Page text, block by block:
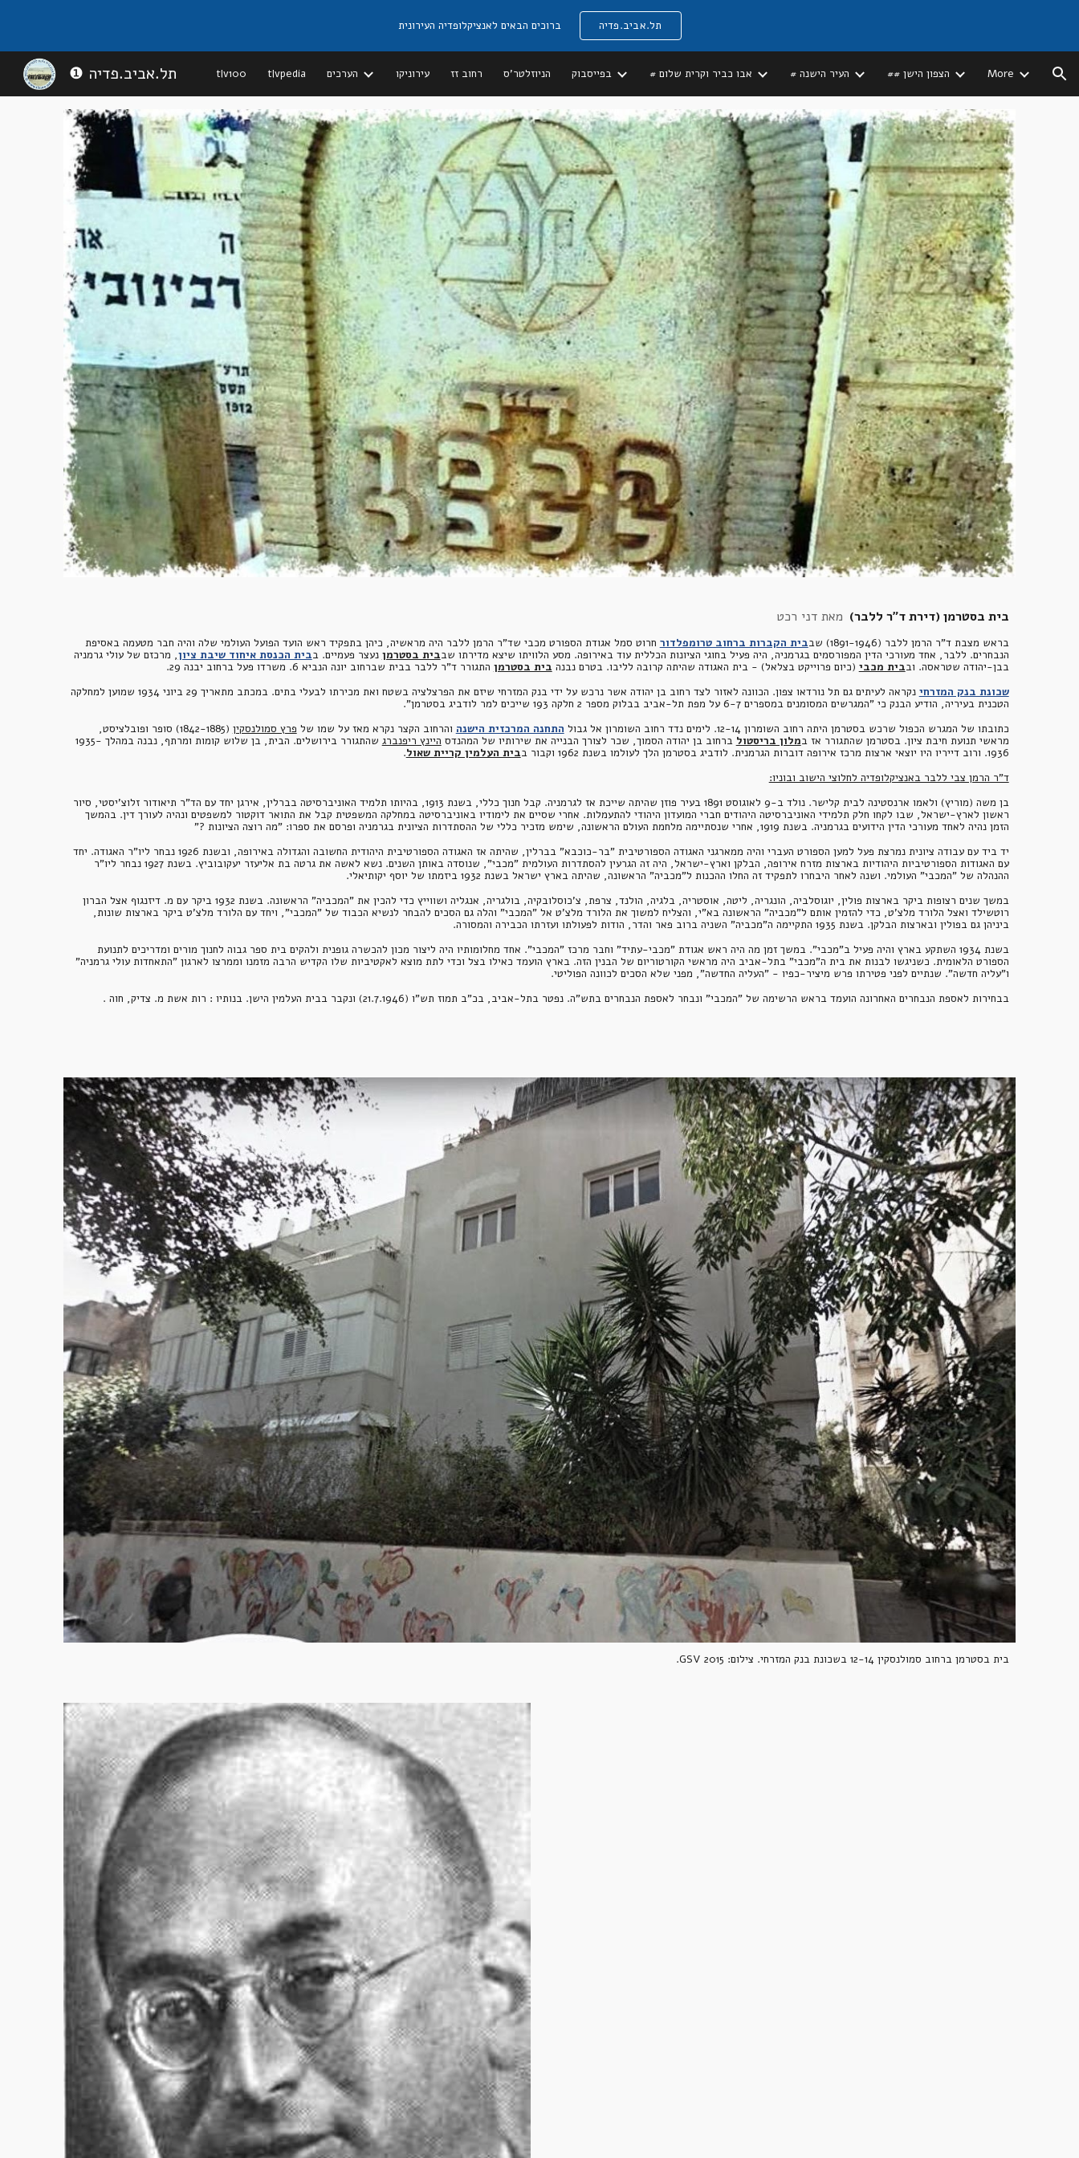
Skip to main content Skip to navigation ברוכים הבאים לאנציקלופדיה העירונית תל.אביב.פדיה
❶ תל.אביב.פדיה tlv100 tlvpedia הערכים עירוניקו רחוב זז הניוזלטר'ס בפייסבוק # אבו כביר וקרית שלום # העיר הישנה ## הצפון הישן More
בית בסטרמן (דירת ד"ר ללבר) מאת דני רכט
בראש מצבת ד"ר הרמן ללבר (1891-1946) שב בית הקברות ברחוב טרומפלדור
הנבחרים. ללבר, אחד מעורכי הדין המפורסמים בגרמניה, היה פעיל בחוגי הציונות הכללית עוד באירופה. מסע הלוויתו שיצא מדירתו שבבית בסטרמן נעצר פעמיים. בבית הכנסת איחוד שיבת ציון
בבן-יהודה שטראסה. ובבית מכבי (כיום פרוייקט בצלאל) - בית האגודה שהיתה קרובה לליבו. בטרם נבנה בית בסטרמן התגורר ד"ר ללבר בבית שברחוב יונה הנביא 6. משרדו פעל ברחוב יבנה 29.
שכונת בנק המזרחי
הטכנית בעיריה, הודיע הבנק כי "המגרשים המסומנים במספרים 6-7 על מפת תל-אביב בבלוק מספר 2 חלקה 193 שייכים למר לודביג בסטרמן".
כתובתו של המגרש הכפול שרכש בסטרמן היתה רחוב השומרון 12-14. לימים נדד רחוב השומרון אל גבול
התחנה המרכזית הישנה והרחוב הקצר נקרא מאז על שמו של פרץ סמולנסקין
מראשי תנועת חיבת ציון. בסטרמן שהתגורר אז במלון בריסטול ברחוב בן יהודה הסמוך, שכר לצורך הבנייה את שירותיו של המהנדס היינץ ריפנברג
שהתגורר בירושלים. הבית, בן שלוש קומות ומרתף, נבנה במהלך 1935-
1936. ורוב דייריו היו יוצאי ארצות מרכז אירופה דוברות הגרמנית. לודביג בסטרמן הלך לעולמו בשנת 1962 וקבור ב
בית העלמין קריית שאול.
ד"ר הרמן צבי ללבר באנציקלופדיה לחלוצי הישוב ובוניו:
הזמן נהיה לאחד מעורכי הדין הידועים בגרמניה. בשנת 1919, אחרי שנסתיימה מלחמת העולם הראשונה, שימש מזכיר כללי של ההסתדרות הציונית בגרמניה ופרסם את ספרו: "מה רוצה הציונות ?"
ההנהלה של "המכבי" העולמי. ושנה לאחר היבחרו לתפקיד זה החלו ההכנות ל"מכביה" הראשונה, שהיתה בארץ ישראל בשנת 1932 ביזמתו של יוסף יקותיאלי.
ביניהן גם בפולין ובארצות הבלקן. בשנת 1935 התקיימה ה"מכביה" השניה ברוב פאר והדר, הודות לפעולתו ועזרתו הכבירה והמסורה.
ו"עליה חדשה". שנתיים לפני פטירתו פרש מיציר-כפיו - "העליה החדשה", מפני שלא הסכים לכוונה הפוליטי.
בבחירות לאספת הנבחרים האחרונה הועמד בראש הרשימה של "המכבי" ונבחר לאספת הנבחרים בתש"ה. נפטר בתל-אביב, בכ"ב תמוז תש"ו (21.7.1946) ונקבר בבית העלמין הישן. בנותיו : רות אשת מ. צדיק, חוה .
בית בסטרמן ברחוב סמולנסקין 12-14 בשכונת בנק המזרחי. צילום: GSV 2015.